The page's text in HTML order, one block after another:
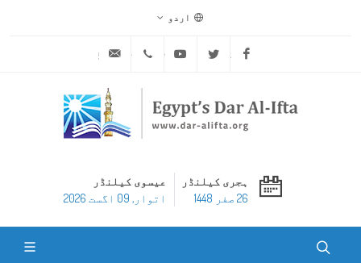
اردو
Facebook
Twitter
Youtube
ہجری کیلنڈر
26 صفر 1448
عیسوی کیلنڈر
اتوار, 09 اگست 2026